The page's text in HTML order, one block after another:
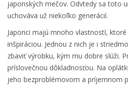
japonských mečov. Odvtedy sa toto
uchováva už niekoľko generácií.
Japonci majú mnoho vlastností,
inšpiráciou. Jednou z nich je i
zbaviť výrobku, kým mu dobre slúži.
príslovečnou dôkladnosťou. Na
jeho bezproblémovom a príjemnom